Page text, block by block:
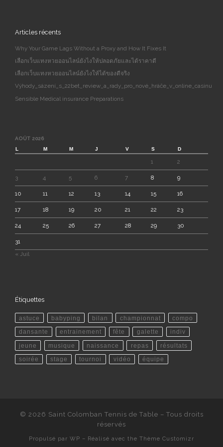
Articles récents
Why Your Game Lags Without a Proxy and How It Fixes It
เลือกเว็บแทงหวยออนไลน์ยังไงให้ปลอดภัยและได้ราคาดี
เลือกเว็บแทงหวยออนไลน์ยังไงให้ได้ของดีจริง
Výhody_sázení_s_22bet_review_a_rady_pro_nové_hráče_v_online_casinu
Sensible Medical insurance Preparations
AOÛT 2026
L
M M J V S D
1 2
3 4 5 6 7 8 9
10 11 12 13 14 15 16
17 18 19 20 21 22 23
24 25 26 27 28 29 30
31
« Juil
Étiquettes
astuce babyping bilan championnat compo
dansante entrainement fête galette indiv
jeune musique naissance repas résultats
soirée stage tournoi vidéo équipe
© 2026 Saint Colomban Tennis de Table – Tous droits
réservés
Propulsé par WP – Réalisé avec the Thème Customizr